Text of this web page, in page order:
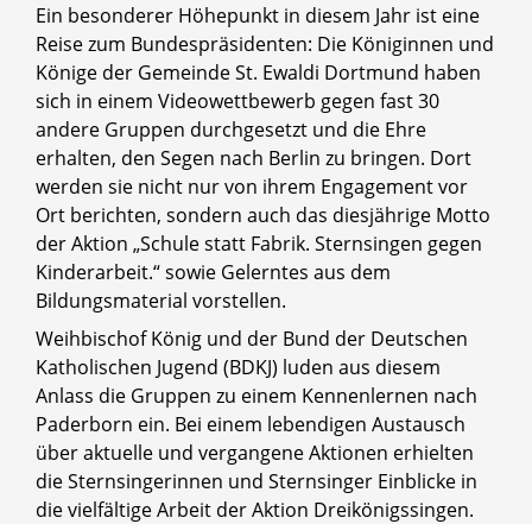
Ein besonderer Höhepunkt in diesem Jahr ist eine
Reise zum Bundespräsidenten: Die Königinnen und
Könige der Gemeinde St. Ewaldi Dortmund haben
sich in einem Videowettbewerb gegen fast 30
andere Gruppen durchgesetzt und die Ehre
erhalten, den Segen nach Berlin zu bringen. Dort
werden sie nicht nur von ihrem Engagement vor
Ort berichten, sondern auch das diesjährige Motto
der Aktion „Schule statt Fabrik. Sternsingen gegen
Kinderarbeit.“ sowie Gelerntes aus dem
Bildungsmaterial vorstellen.
Weihbischof König und der Bund der Deutschen
Katholischen Jugend (BDKJ) luden aus diesem
Anlass die Gruppen zu einem Kennenlernen nach
Paderborn ein. Bei einem lebendigen Austausch
über aktuelle und vergangene Aktionen erhielten
die Sternsingerinnen und Sternsinger Einblicke in
die vielfältige Arbeit der Aktion Dreikönigssingen.